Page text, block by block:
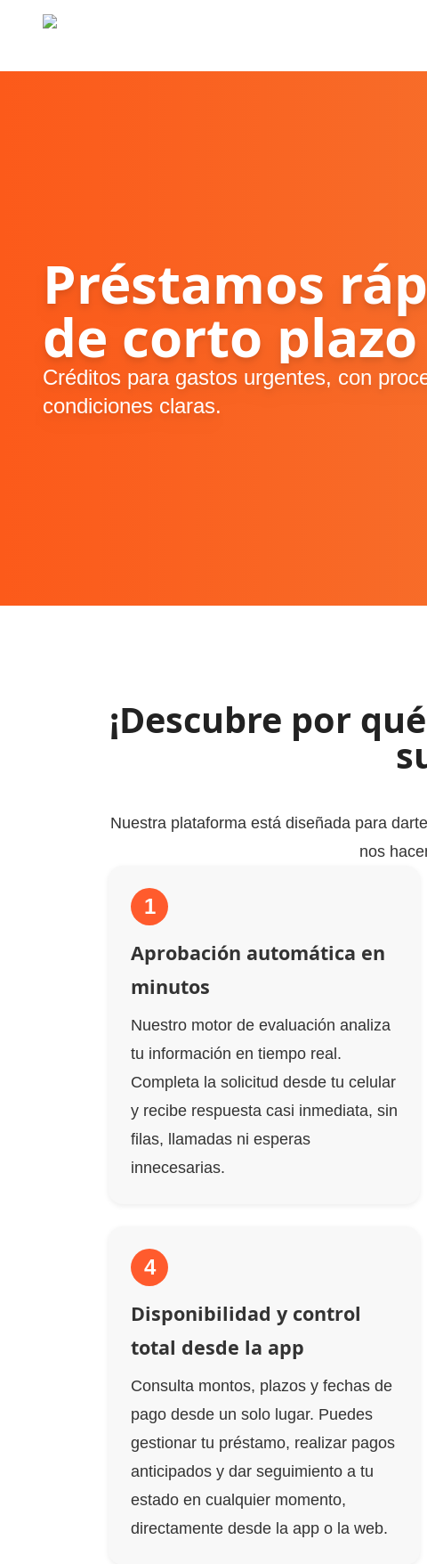
Préstamos
de corto plazo
Créditos para gastos urgentes, con
condiciones claras.
¡Descubre por
Nuestra plataforma está diseñada para
nos
1
Aprobación automática en
minutos
Nuestro motor de evaluación analiza
tu información en tiempo real.
Completa la solicitud desde tu celular
y recibe respuesta casi inmediata, sin
filas, llamadas ni esperas
innecesarias.
4
Disponibilidad y control
total desde la app
Consulta montos, plazos y fechas de
pago desde un solo lugar. Puedes
gestionar tu préstamo, realizar pagos
anticipados y dar seguimiento a tu
estado en cualquier momento,
directamente desde la app o la web.